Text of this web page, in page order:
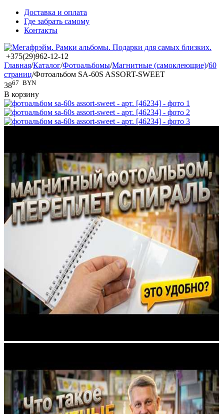
Доставка и оплата
Где забрать самому
Контакты
+375(29)962-12-12
Главная/Каталог/Фотоальбомы/Магнитные (самоклеющие)/60
страниц/Фотоальбом SA-60S ASSORT-SWEET
3867 BYN
В корзину